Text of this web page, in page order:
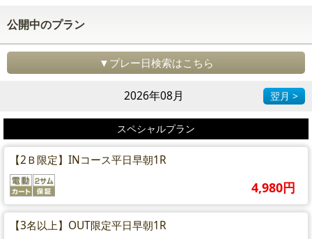
公開中のプラン
▼プレー日検索はこちら
2026年08月 翌月 >
スペシャルプラン
【2Ｂ限定】INコース平日早朝1R
4,980円
【3名以上】OUT限定平日早朝1R